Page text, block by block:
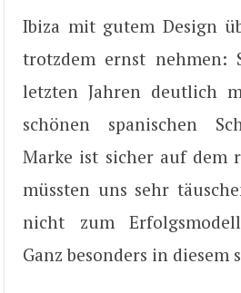
Ibiza mit gutem Design
trotzdem ernst nehmen:
letzten Jahren deutlich
schönen spanischen
Marke ist sicher auf dem
müssten uns sehr
nicht zum
Ganz besonders in diesem